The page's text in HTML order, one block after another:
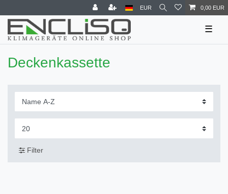
EUR 0,00 EUR
☰
Deckenkassette
Filter